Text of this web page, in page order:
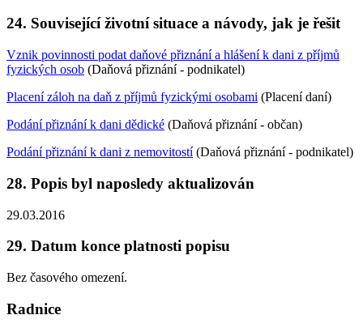
24. Související životní situace a návody, jak je řešit
Vznik povinnosti podat daňové přiznání a hlášení k dani z příjmů
fyzických osob (Daňová přiznání - podnikatel)
Placení záloh na daň z příjmů fyzickými osobami (Placení daní)
Podání přiznání k dani dědické (Daňová přiznání - občan)
Podání přiznání k dani z nemovitostí(Daňová přiznání - podnikatel)
28. Popis byl naposledy aktualizován
29.03.2016
29. Datum konce platnosti popisu
Bez časového omezení.
Radnice